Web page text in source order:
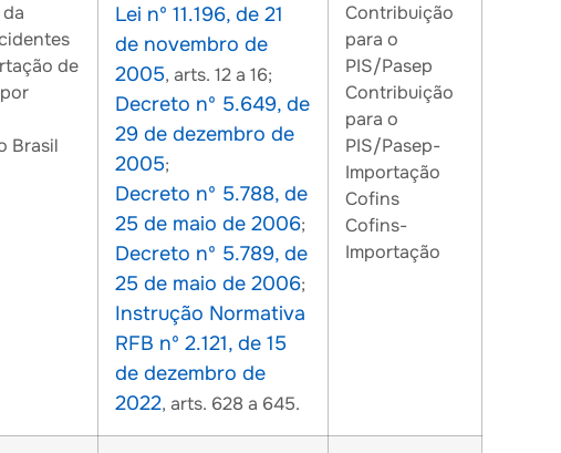
de
Brasil
Lei nº 11.196, de 21
de novembro de
2005, arts. 12 a 16;
Decreto nº 5.649, de
29 de dezembro de
2005;
Decreto nº 5.788, de
25 de maio de 2006;
Decreto nº 5.789, de
25 de maio de 2006;
Instrução Normativa
RFB nº 2.121, de 15
de dezembro de
2022, arts. 628 a 645.
Contribuição
para o
PIS/Pasep
Contribuição
para o
PIS/Pasep-
Importação
Cofins
Cofins-
Importação